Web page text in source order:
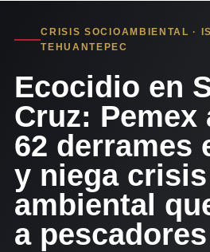
CRISIS SOCIOAMBIENTAL ·
TEHUANTEPEC
Ecocidio en
Cruz: Pemex
62 derrames
y niega crisis
ambiental
a pescadores